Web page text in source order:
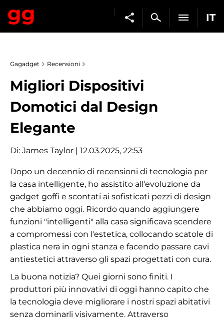
IT
Gagadget Recensioni
Migliori Dispositivi
Domotici dal Design
Elegante
Di: James Taylor | 12.03.2025, 22:53
Dopo un decennio di recensioni di tecnologia per
la casa intelligente, ho assistito all'evoluzione da
gadget goffi e scontati ai sofisticati pezzi di design
che abbiamo oggi. Ricordo quando aggiungere
funzioni "intelligenti" alla casa significava scendere
a compromessi con l'estetica, collocando scatole di
plastica nera in ogni stanza e facendo passare cavi
antiestetici attraverso gli spazi progettati con cura.
La buona notizia? Quei giorni sono finiti. I
produttori più innovativi di oggi hanno capito che
la tecnologia deve migliorare i nostri spazi abitativi
senza dominarli visivamente. Attraverso